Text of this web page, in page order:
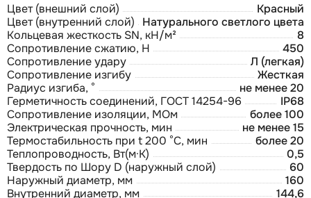
Цвет (внешний слой)
Красный
Цвет (внутренний слой)
Натурального светлого цвета
Кольцевая жесткость SN, кН/м²
8
Сопротивление сжатию, Н
450
Сопротивление удару
Л (легкая)
Сопротивление изгибу
Жесткая
Радиус изгиба, °
не менее 20
Герметичность соединений, ГОСТ 14254-96
IP68
Сопротивление изоляции, МОм
более 100
Электрическая прочность, мин
не менее 15
Термостабильность при t 200 °С, мин
более 20
Теплопроводность, Вт(м·К)
0,5
Твердость по Шору D (наружный слой)
60
Наружный диаметр, мм
160
Внутренний диаметр, мм
144,6